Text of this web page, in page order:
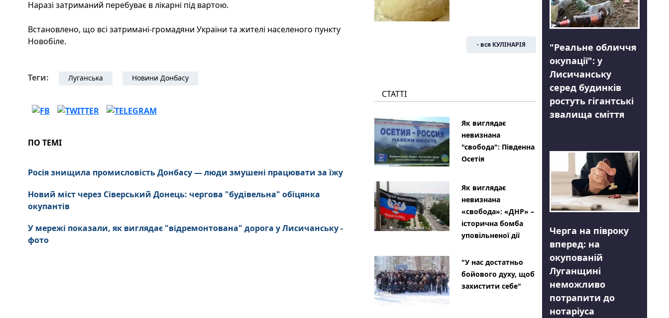
Наразі затриманий перебуває в лікарні під вартою.
Встановлено, що всі затримані-громадяни України та жителі населеного пункту
Новобіле.
Теги: Луганська Новини Донбасу
ПО ТЕМІ
Росія знищила промисловість Донбасу — люди змушені працювати за їжу
Новий міст через Сіверський Донець: чергова "будівельна" обіцянка
окупантів
У мережі показали, як виглядає "відремонтована" дорога у Лисичанську -
фото
- вся КУЛІНАРІЯ
СТАТТІ
Як виглядає
невизнана
"свобода": Південна
Осетія
Як виглядає
невизнана
«свобода»: «ДНР» –
історична бомба
уповільненої дії
"У нас достатньо
бойового духу, щоб
захистити себе"
"Реальне обличчя
окупації": у
Лисичанську
серед будинків
ростуть гігантські
звалища сміття
Черга на півроку
вперед: на
окупованій
Луганщині
неможливо
потрапити до
нотаріуса